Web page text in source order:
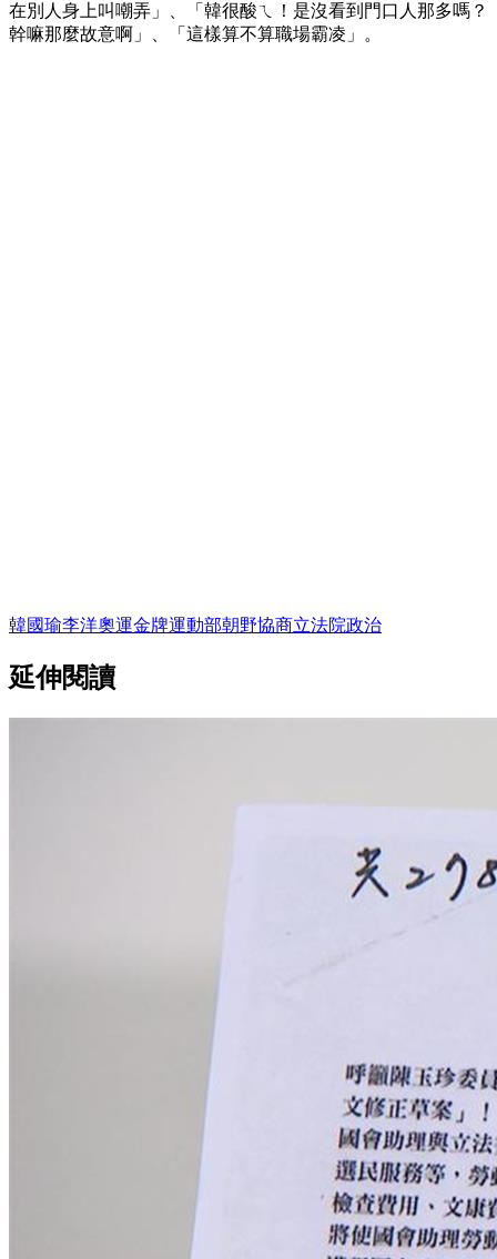
在別人身上叫嘲弄」、「韓很酸ㄟ！是沒看到門口人那多嗎？
幹嘛那麼故意啊」、「這樣算不算職場霸凌」。
韓國瑜李洋奧運金牌運動部朝野協商立法院政治
延伸閱讀